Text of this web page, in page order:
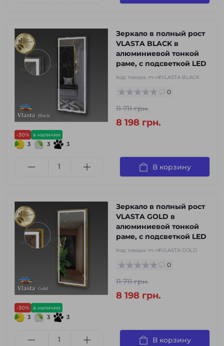
-30% в наличии
3 3 3
Зеркало в полный рост
VLASTA BLACK в
алюминиевой тонкой
раме, с подсветкой LED
Код товара: m-r#VLASTA BLACK
0
11 711 грн.
8 198 грн.
В корзину
-30% в наличии
3 3 3
Зеркало в полный рост
VLASTA GOLD в
алюминиевой тонкой
раме, с подсветкой LED
Код товара: m-r#VLASTA GOLD
0
11 711 грн.
8 198 грн.
В корзину